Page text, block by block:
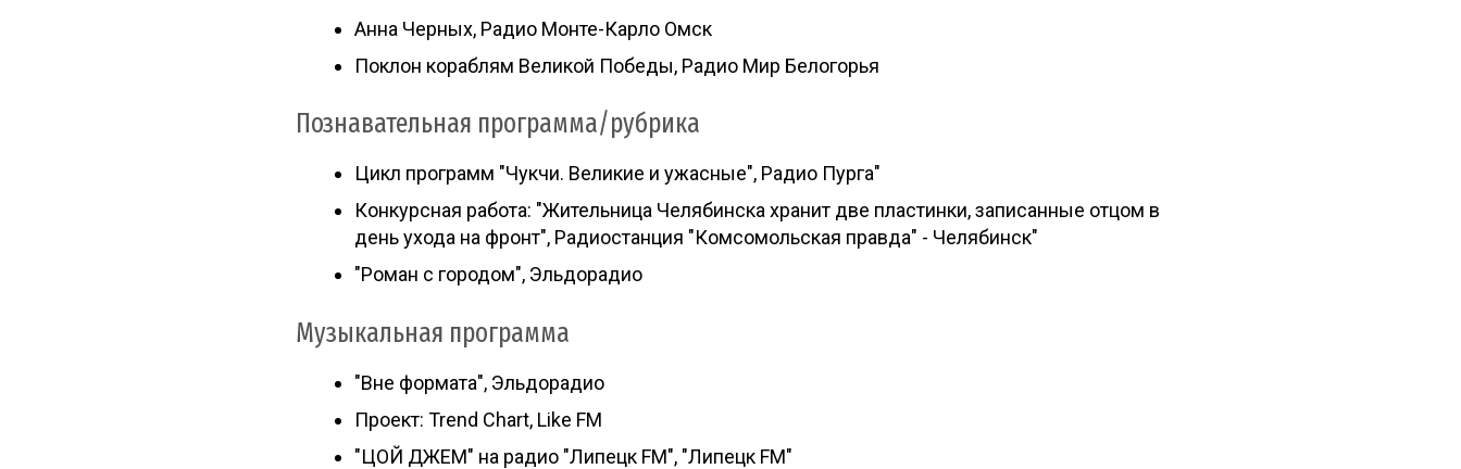
Анна Черных, Радио Монте-Карло Омск
Поклон кораблям Великой Победы, Радио Мир Белогорья
Познавательная программа/рубрика
Цикл программ "Чукчи. Великие и ужасные", Радио Пурга"
Конкурсная работа: "Жительница Челябинска хранит две пластинки, записанные отцом в
день ухода на фронт", Радиостанция "Комсомольская правда" - Челябинск"
"Роман с городом", Эльдорадио
Музыкальная программа
"Вне формата", Эльдорадио
Проект: Trend Chart, Like FM
"ЦОЙ ДЖЕМ" на радио "Липецк FM", "Липецк FM"